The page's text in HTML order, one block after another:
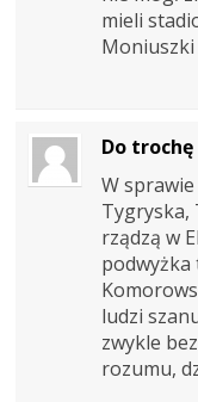
mieli
Do
W
Tygryska,
rządzą w
podwyżka
ludzi
zwykle
rozumu,